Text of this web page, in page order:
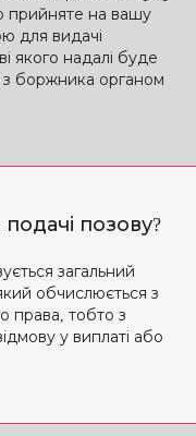
прийняте на вашу
для видачі
якого надалі буде
з боржника органом
позову?
загальний
обчислюється з
права, тобто з
у виплаті або